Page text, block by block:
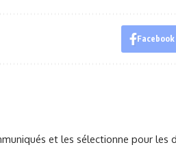
Facebook
et les sélectionne pour les